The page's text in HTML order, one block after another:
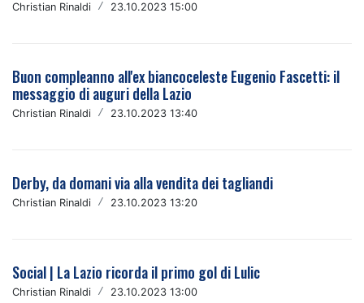
Christian Rinaldi / 23.10.2023 15:00
Buon compleanno all'ex biancoceleste Eugenio Fascetti: il
messaggio di auguri della Lazio
Christian Rinaldi / 23.10.2023 13:40
Derby, da domani via alla vendita dei tagliandi
Christian Rinaldi / 23.10.2023 13:20
Social | La Lazio ricorda il primo gol di Lulic
Christian Rinaldi / 23.10.2023 13:00